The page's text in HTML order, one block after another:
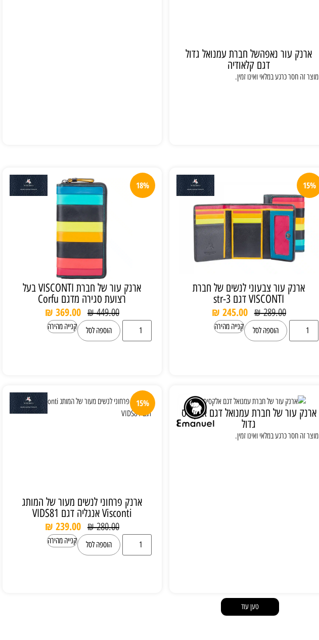
ארנק עור נאפהשל חברת עמנואל גדול
דגם קלאודיה
מוצר זה חסר כרגע במלאי ואינו זמין.
ארנק עור צבעוני לנשים של חברת
VISCONTI דגם str-3
₪289.00
₪ 245.00
הוספה לסל קנייה מהירה
15%
ארנק עור של חברת VISCONTI בעל
רצועת סגירה מדגם Corfu
₪449.00
₪ 369.00
הוספה לסל קנייה מהירה
18%
ארנק עור של חברת עמנואל דגם אלקסיס
גדול
מוצר זה חסר כרגע במלאי ואינו זמין.
ארנק פרחוני לנשים מעור של המותג
Visconti אנגליה דגם VIDS81
₪280.00
₪ 239.00
הוספה לסל קנייה מהירה
15%
טען עוד